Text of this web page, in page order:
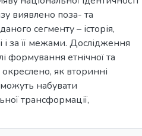
виявлено поза- та
сегменту – історія,
і за її межами. Дослідження
формування етнічної та
окреслено, як вторинні
набувати
трансформації,